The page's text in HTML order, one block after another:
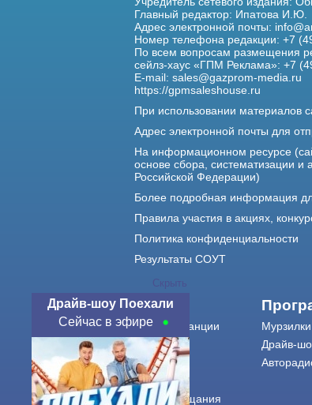
Скрыть
Драйв-шоу Поехали
Сейчас в эфире
Главный редактор: Ипатова И.Ю.
Адрес электронной почты:
Номер телефона редакции: +7
По всем вопросам размещения
сейлз-хаус «ГПМ Реклама»: +7
E-mail: sales@gazprom-media.ru
https://gpmsaleshouse.ru
При использовании материалов
Адрес электронной почты для
На информационном ресурсе
основе сбора, систематизации и
Российской Федерации)
Более подробная информация
Правила участия в акциях,
Политика конфиденциальности
Результаты СОУТ
О нас
О радиостанции
Команда
Контакты
Реклама
Города вещания
Драйв-